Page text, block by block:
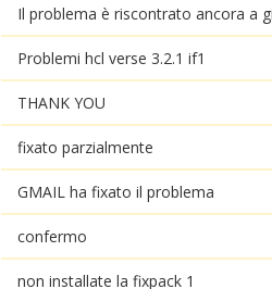
Il problema è riscontrato ancora a
Problemi hcl verse 3.2.1 if1
THANK YOU
fixato parzialmente
GMAIL ha fixato il problema
confermo
non installate la fixpack 1